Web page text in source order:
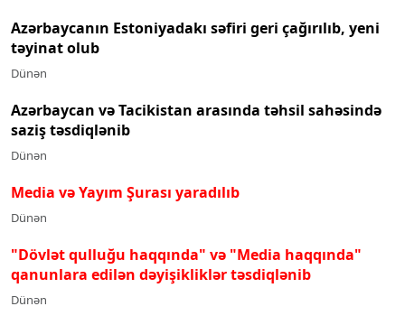
Azərbaycanın Estoniyadakı səfiri geri çağırılıb, yeni
təyinat olub
Dünən
Azərbaycan və Tacikistan arasında təhsil sahəsində
saziş təsdiqlənib
Dünən
Media və Yayım Şurası yaradılıb
Dünən
"Dövlət qulluğu haqqında" və "Media haqqında"
qanunlara edilən dəyişikliklər təsdiqlənib
Dünən